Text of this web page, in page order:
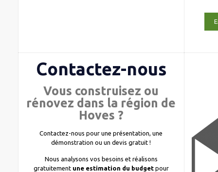
Contactez-nous
Vous construisez ou
rénovez dans la région de
Hoves ?
Contactez-nous pour une présentation, une
démonstration ou un devis gratuit !
Nous analysons vos besoins et réalisons
gratuitement une estimation du budgetpour